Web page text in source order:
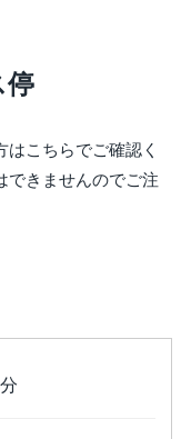
停
こちらでご確認く
できませんのでご注